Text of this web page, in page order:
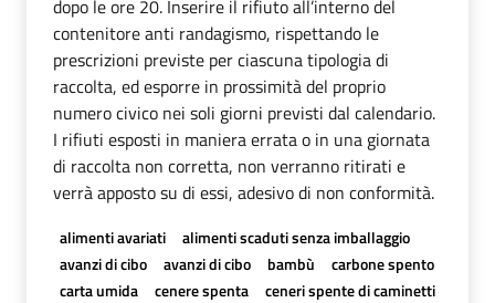
dopo le ore 20. Inserire il rifiuto all’interno del
contenitore anti randagismo, rispettando le
prescrizioni previste per ciascuna tipologia di
raccolta, ed esporre in prossimità del proprio
numero civico nei soli giorni previsti dal calendario.
I rifiuti esposti in maniera errata o in una giornata
di raccolta non corretta, non verranno ritirati e
verrà apposto su di essi, adesivo di non conformità.
alimenti avariati
alimenti scaduti senza imballaggio
avanzi di cibo
avanzi di cibo bambù
carbone spento
carta umida
cenere spenta
ceneri spente di caminetti